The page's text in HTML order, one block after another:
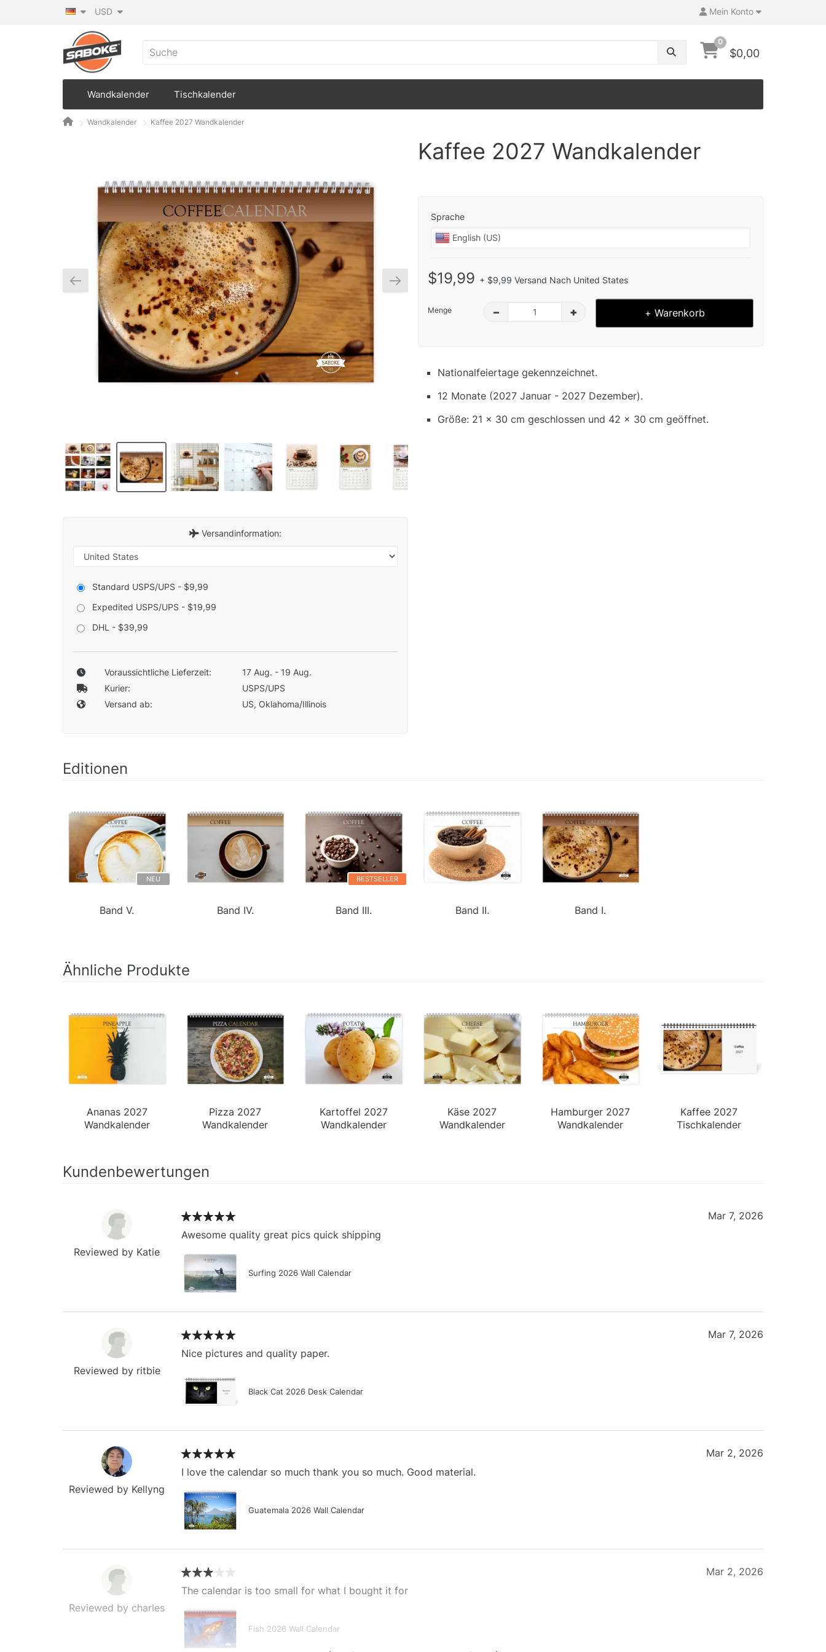
Mein Konto
USD
0
$0,00
Wandkalender Tischkalender
Wandkalender Kaffee 2027 Wandkalender
Versandinformation:
Standard USPS/UPS - $9,99
Expedited USPS/UPS - $19,99
DHL - $39,99
Voraussichtliche Lieferzeit:
17 Aug. - 19 Aug.
Kurier:
USPS/UPS
Versand ab:
US, Oklahoma/Illinois
Kaffee 2027 Wandkalender
Sprache
$19,99 + $9,99 Versand Nach United States
Menge – + + Warenkorb
Nationalfeiertage gekennzeichnet.
12 Monate (2027 Januar - 2027 Dezember).
Größe: 21 x 30 cm geschlossen und 42 x 30 cm geöffnet.
Editionen
NEU
Band V. Band IV.
BESTSELLER
Band III. Band II. Band I.
Ähnliche Produkte
Ananas 2027
Wandkalender
Pizza 2027
Wandkalender
Kartoffel 2027
Wandkalender
Käse 2027
Wandkalender
Hamburger 2027
Wandkalender
Kaffee 2027
Tischkalender
Kundenbewertungen
Reviewed by Katie
Awesome quality great pics quick shipping
Surfing 2026 Wall Calendar
Mar 7, 2026
Reviewed by ritbie
Nice pictures and quality paper.
Black Cat 2026 Desk Calendar
Mar 7, 2026
Reviewed by Kellyng
I love the calendar so much thank you so much. Good material.
Guatemala 2026 Wall Calendar
Mar 2, 2026
Reviewed by charles
The calendar is too small for what I bought it for
Fish 2026 Wall Calendar
Mar 2, 2026